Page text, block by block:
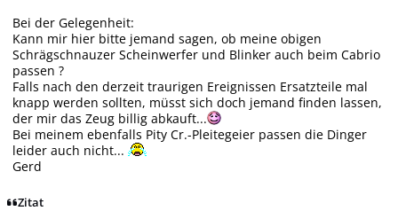
Bei der Gelegenheit:
Kann mir hier bitte jemand sagen, ob meine obigen
Schrägschnauzer Scheinwerfer und Blinker auch beim Cabrio
passen ?
Falls nach den derzeit traurigen Ereignissen Ersatzteile mal
knapp werden sollten, müsst sich doch jemand finden lassen,
der mir das Zeug billig abkauft...
Bei meinem ebenfalls Pity Cr.-Pleitegeier passen die Dinger
leider auch nicht...
Gerd
Zitat